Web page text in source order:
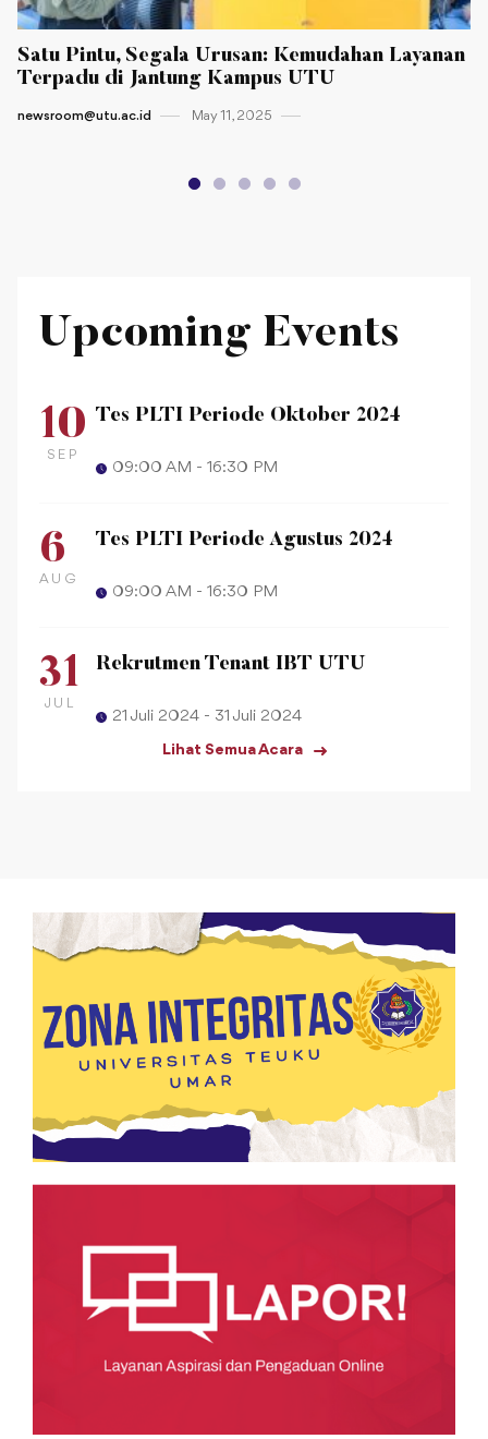
Satu Pintu, Segala Urusan: Kemudahan Layanan
Terpadu di Jantung Kampus UTU
newsroom@utu.ac.id May 11 , 2025
Upcoming Events
10
SEP
Tes PLTI Periode Oktober 2024
09:00 AM - 16:30 PM
6
AUG
Tes PLTI Periode Agustus 2024
09:00 AM - 16:30 PM
31
JUL
Rekrutmen Tenant IBT UTU
21 Juli 2024 - 31 Juli 2024
Lihat Semua Acara